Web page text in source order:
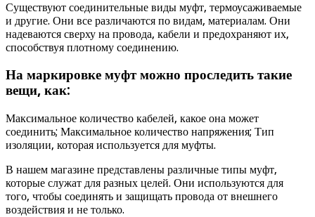
Существуют соединительные виды муфт, термоусаживаемые
и другие. Они все различаются по видам, материалам. Они
надеваются сверху на провода, кабели и предохраняют их,
способствуя плотному соединению.
На маркировке муфт можно проследить такие
вещи, как:
Максимальное количество кабелей, какое она может
соединить; Максимальное количество напряжения; Тип
изоляции, которая используется для муфты.
В нашем магазине представлены различные типы муфт,
которые служат для разных целей. Они используются для
того, чтобы соединять и защищать провода от внешнего
воздействия и не только.